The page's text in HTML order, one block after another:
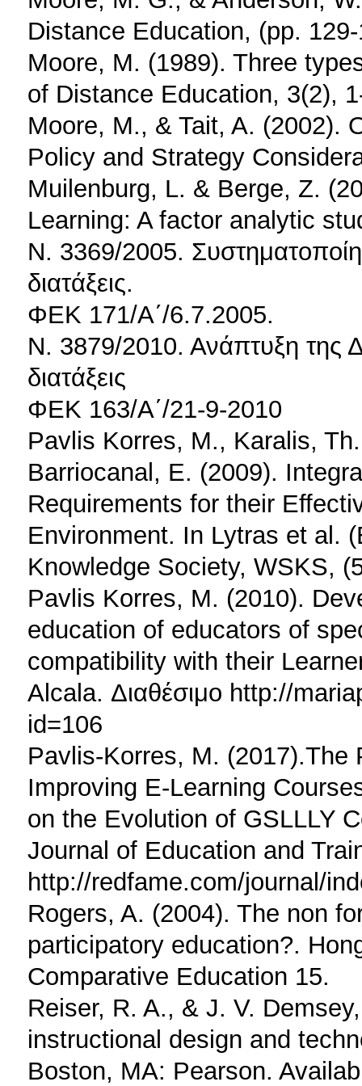
Distance Education, (pp.
Moore, M. (1989). Three
of Distance Education, 3(2),
Moore, M., & Tait, A. (2002).
Policy and Strategy
Muilenburg, L. & Berge, Z.
Learning: A factor analytic
Ν. 3369/2005.
διατάξεις.
ΦΕΚ 171/Α΄/6.7.2005.
Ν. 3879/2010. Ανάπτυξη της
διατάξεις
ΦΕΚ 163/Α΄/21-9-2010
Pavlis Korres, M., Karalis,
Barriocanal, E. (2009).
Requirements for their
Environment. In Lytras et al.
Knowledge Society, WSKS,
Pavlis Korres, M. (2010).
education of educators of
compatibility with their
Alcala. Διαθέσιμο http://
id=106
Pavlis-Korres, M.
Improving E-Learning
on the Evolution of GSLLLY
Journal of Education and
http://redfame.com/journal/
Rogers, A. (2004). The non
participatory education?.
Comparative Education 15.
Reiser, R. A., & J. V.
instructional design and
Boston, MA: Pearson.